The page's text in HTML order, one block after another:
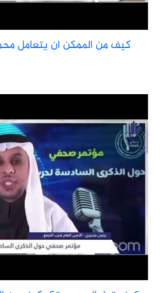
كيف من الممكن ان يتعامل